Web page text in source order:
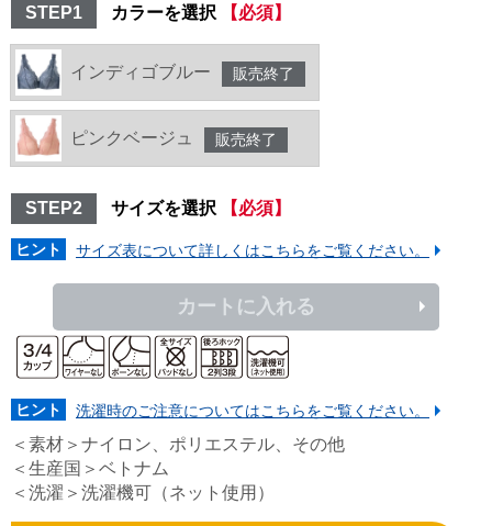
STEP1 カラーを選択 【必須】
インディゴブルー 販売終了
ピンクベージュ 販売終了
STEP2 サイズを選択 【必須】
ヒント サイズ表について詳しくはこちらをご覧ください。
カートに入れる
ヒント 洗濯時のご注意についてはこちらをご覧ください。
＜素材＞ナイロン、ポリエステル、その他
＜生産国＞ベトナム
＜洗濯＞洗濯機可（ネット使用）